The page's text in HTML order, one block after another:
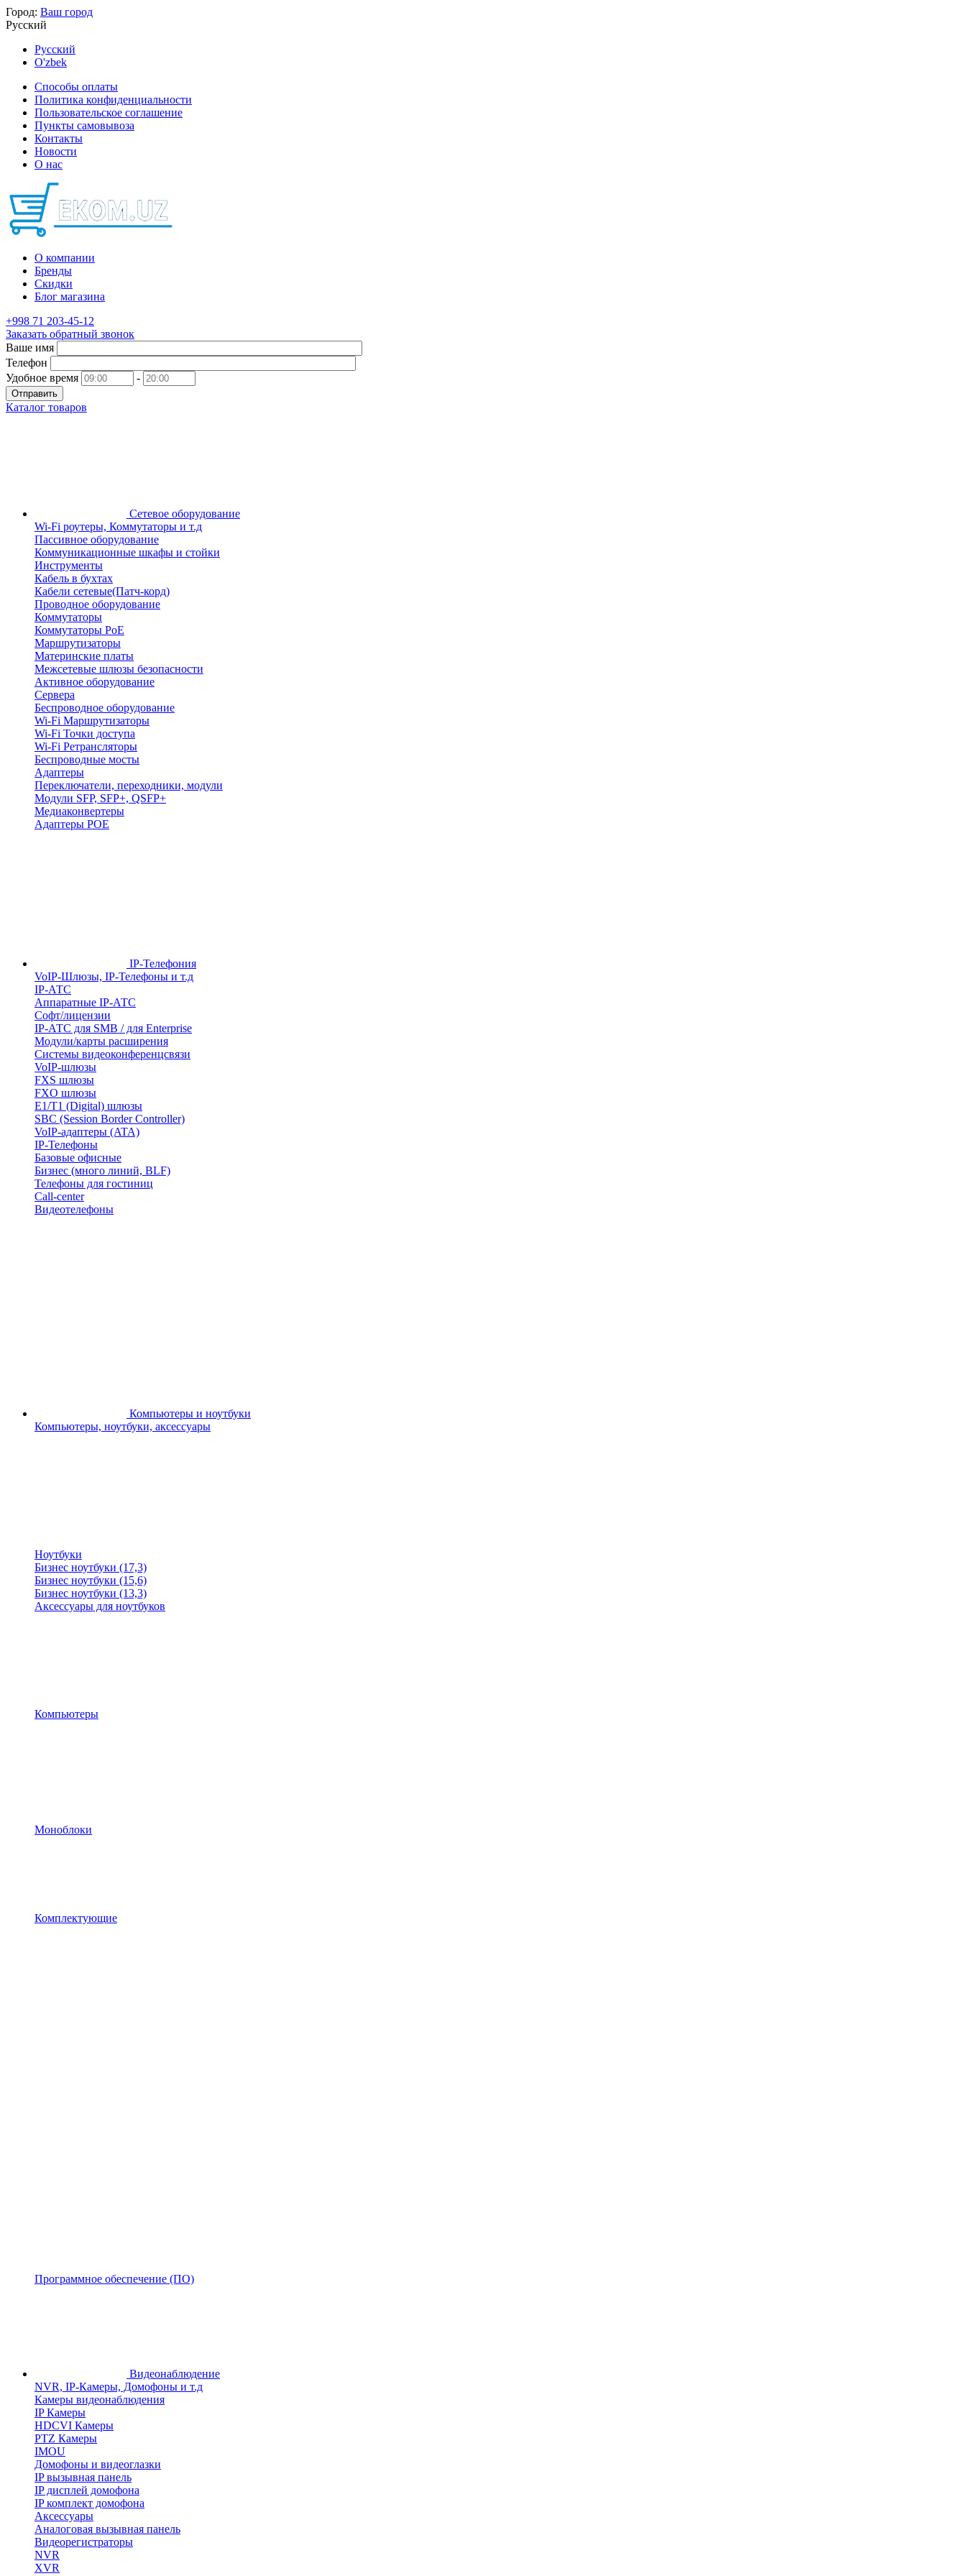
Город: Ваш город
Русский
Русский
O'zbek
Способы оплаты
Политика конфиденциальности
Пользовательское соглашение
Пункты самовывоза
Контакты
Новости
О нас
О компании
Бренды
Скидки
Блог магазина
+998 71 203-45-12
Заказать обратный звонок
Ваше имя
Телефон
Удобное время
-
Отправить
Каталог товаров
Сетевое оборудование
Wi-Fi роутеры, Коммутаторы и т.д
Пассивное оборудование
Коммуникационные шкафы и стойки
Инструменты
Кабель в бухтах
Кабели сетевые(Патч-корд)
Проводное оборудование
Коммутаторы
Коммутаторы PoE
Маршрутизаторы
Материнские платы
Межсетевые шлюзы безопасности
Активное оборудование
Сервера
Беспроводное оборудование
Wi-Fi Маршрутизаторы
Wi-Fi Точки доступа
Wi-Fi Ретрансляторы
Беспроводные мосты
Адаптеры
Переключатели, переходники, модули
Модули SFP, SFP+, QSFP+
Медиаконвертеры
Адаптеры POE
IP-Телефония
VoIP-Шлюзы, IP-Телефоны и т.д
IP-АТС
Аппаратные IP-АТС
Софт/лицензии
IP-АТС для SMB / для Enterprise
Модули/карты расширения
Системы видеоконференцсвязи
VoIP-шлюзы
FXS шлюзы
FXO шлюзы
E1/T1 (Digital) шлюзы
SBC (Session Border Controller)
VoIP-адаптеры (ATA)
IP-Телефоны
Базовые офисные
Бизнес (много линий, BLF)
Телефоны для гостиниц
Call-center
Видеотелефоны
Компьютеры и ноутбуки
Компьютеры, ноутбуки, аксессуары
Ноутбуки
Бизнес ноутбуки (17,3)
Бизнес ноутбуки (15,6)
Бизнес ноутбуки (13,3)
Аксессуары для ноутбуков
Компьютеры
Моноблоки
Комплектующие
Программное обеспечение (ПО)
Видеонаблюдение
NVR, IP-Камеры, Домофоны и т.д
Камеры видеонаблюдения
IP Камеры
HDCVI Камеры
PTZ Камеры
IMOU
Домофоны и видеоглазки
IP вызывная панель
IP дисплей домофона
IP комплект домофона
Аксессуары
Аналоговая вызывная панель
Видеорегистраторы
NVR
XVR